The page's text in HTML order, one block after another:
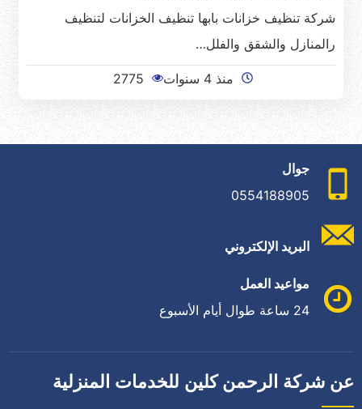
شركة تنظيف خزانات بابها تنظيف الخزانات لتنظيف
رالمنازل والشقق والفلل…
منذ 4 سنوات 2775
جوال
0554188905
البريد الإلكتروني
مواعيد العمل
24 ساعة طوال أيام الأسبوع
عن شركة الرحمن كلين للخدمات المنزلية